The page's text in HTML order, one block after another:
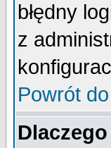
błędny
z
Powrót